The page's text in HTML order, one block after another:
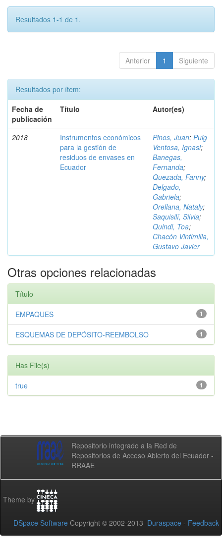
Resultados 1-1 de 1.
Anterior 1 Siguiente
Resultados por ítem:
Fecha de
publicación
Título Autor(es)
2018
Instrumentos económicos
para la gestión de
residuos de envases en
Ecuador
Pinos, Juan; Puig
Ventosa, Ignasi;
Banegas,
Fernanda;
Quezada, Fanny;
Delgado,
Gabriela;
Orellana, Nataly;
Saquisilí, Silvia;
Quindi, Toa;
Chacón Vintimilla,
Gustavo Javier
Otras opciones relacionadas
Título
1
EMPAQUES
1
ESQUEMAS DE DEPÓSITO-REEMBOLSO
Has File(s)
1
true
Repositorio integrado a la Red de
Repositorios de Acceso Abierto del Ecuador -
RRAAE
Theme by
DSpace Software Copyright © 2002-2013 Duraspace - Feedback